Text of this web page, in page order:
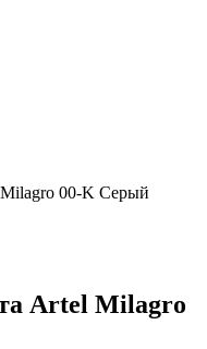
00-K Серый
Artel Milagro